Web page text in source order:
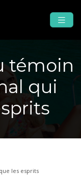
témoin
qui
les esprits